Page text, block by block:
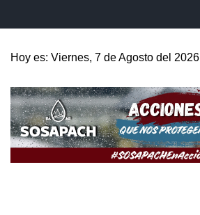
Hoy es: Viernes, 7 de Agosto del 2026